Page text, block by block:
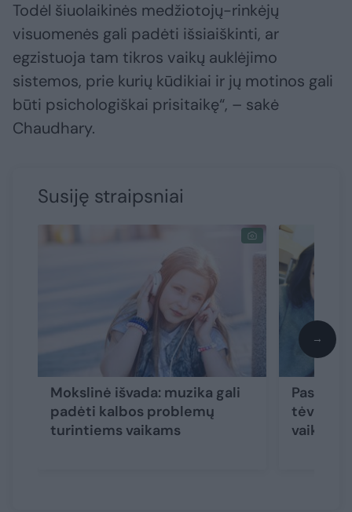
Todėl šiuolaikinės medžiotojų-rinkėjų
visuomenės gali padėti išsiaiškinti, ar
egzistuoja tam tikros vaikų auklėjimo
sistemos, prie kurių kūdikiai ir jų motinos gali
būti psichologiškai prisitaikę“, – sakė
Chaudhary.
Susiję straipsniai
Mokslinė išvada: muzika gali
padėti kalbos problemų
turintiems vaikams
Pasakyk
tėvų
vaikų
→